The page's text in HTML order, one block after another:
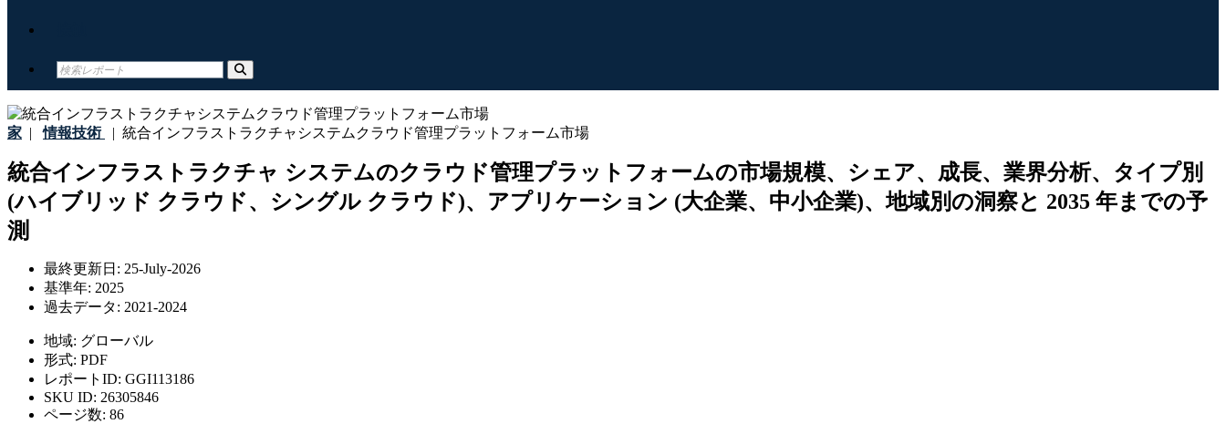
家 | 情報技術 | 統合インフラストラクチャシステムクラウド管理プラットフォーム市場
統合インフラストラクチャ システムのクラウド管理プラットフォームの市場規模、シェア、成長、業界分析、タイプ別
(ハイブリッド クラウド、シングル クラウド)、アプリケーション (大企業、中小企業)、地域別の洞察と 2035 年までの予
測
最終更新日: 25-July-2026
基準年: 2025
過去データ: 2021-2024
地域: グローバル
形式: PDF
レポートID: GGI113186
SKU ID: 26305846
ページ数: 86